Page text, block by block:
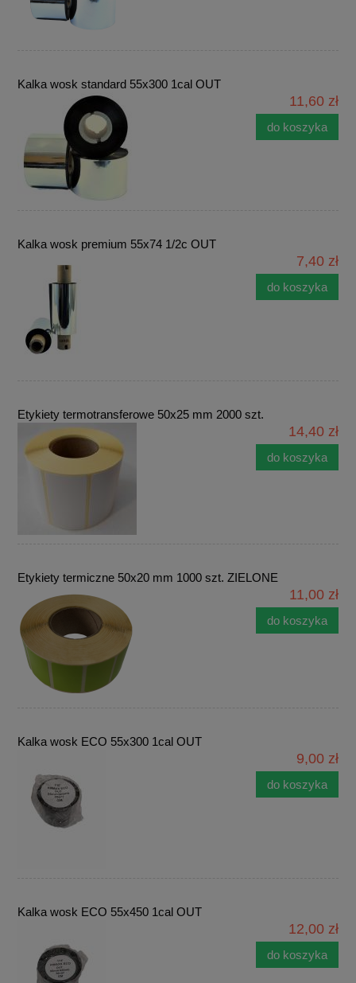
Kalka wosk standard 55x300 1cal OUT
11,60 zł
do koszyka
Kalka wosk premium 55x74 1/2c OUT
7,40 zł
do koszyka
Etykiety termotransferowe 50x25 mm 2000 szt.
14,40 zł
do koszyka
Etykiety termiczne 50x20 mm 1000 szt. ZIELONE
11,00 zł
do koszyka
Kalka wosk ECO 55x300 1cal OUT
9,00 zł
do koszyka
Kalka wosk ECO 55x450 1cal OUT
12,00 zł
do koszyka